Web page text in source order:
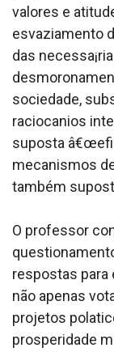
valores e
esvaziamento
das
sociedade,
racioca­nios
suposta
mecanismos
também
O professor
respostas
não apenas
projetos
prosperidade